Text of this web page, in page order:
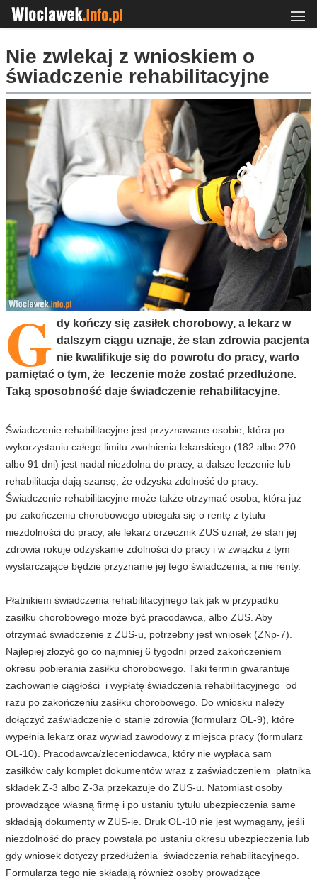
Nie zwlekaj z wnioskiem o
świadczenie rehabilitacyjne
G dy kończy się zasiłek chorobowy, a lekarz w
dalszym ciągu uznaje, że stan zdrowia pacjenta
nie kwalifikuje się do powrotu do pracy, warto
pamiętać o tym, że leczenie może zostać przedłużone.
Taką sposobność daje świadczenie rehabilitacyjne.
Świadczenie rehabilitacyjne jest przyznawane osobie, która po
wykorzystaniu całego limitu zwolnienia lekarskiego (182 albo 270
albo 91 dni) jest nadal niezdolna do pracy, a dalsze leczenie lub
rehabilitacja dają szansę, że odzyska zdolność do pracy.
Świadczenie rehabilitacyjne może także otrzymać osoba, która już
po zakończeniu chorobowego ubiegała się o rentę z tytułu
niezdolności do pracy, ale lekarz orzecznik ZUS uznał, że stan jej
zdrowia rokuje odzyskanie zdolności do pracy i w związku z tym
wystarczające będzie przyznanie jej tego świadczenia, a nie renty.
Płatnikiem świadczenia rehabilitacyjnego tak jak w przypadku
zasiłku chorobowego może być pracodawca, albo ZUS. Aby
otrzymać świadczenie z ZUS-u, potrzebny jest wniosek (ZNp-7).
Najlepiej złożyć go co najmniej 6 tygodni przed zakończeniem
okresu pobierania zasiłku chorobowego. Taki termin gwarantuje
zachowanie ciągłości i wypłatę świadczenia rehabilitacyjnego od
razu po zakończeniu zasiłku chorobowego. Do wniosku należy
dołączyć zaświadczenie o stanie zdrowia (formularz OL-9), które
wypełnia lekarz oraz wywiad zawodowy z miejsca pracy (formularz
OL-10). Pracodawca/zleceniodawca, który nie wypłaca sam
zasiłków cały komplet dokumentów wraz z zaświadczeniem płatnika
składek Z-3 albo Z-3a przekazuje do ZUS-u. Natomiast osoby
prowadzące własną firmę i po ustaniu tytułu ubezpieczenia same
składają dokumenty w ZUS-ie. Druk OL-10 nie jest wymagany, jeśli
niezdolność do pracy powstała po ustaniu okresu ubezpieczenia lub
gdy wniosek dotyczy przedłużenia świadczenia rehabilitacyjnego.
Formularza tego nie składają również osoby prowadzące